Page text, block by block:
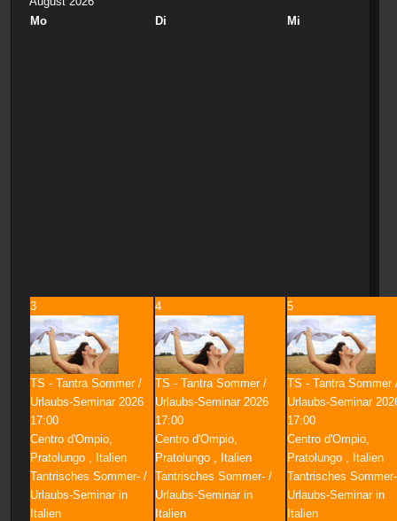
Mo
Di Mi
3
TS - Tantra Sommer /
Urlaubs-Seminar 2026
17:00
Centro d'Ompio,
Pratolungo , Italien
Tantrisches Sommer- /
Urlaubs-Seminar in
Italien
4
TS - Tantra Sommer /
Urlaubs-Seminar 2026
17:00
Centro d'Ompio,
Pratolungo , Italien
Tantrisches Sommer- /
Urlaubs-Seminar in
Italien
5
TS - Tantra Sommer
Urlaubs-Seminar
17:00
Centro d'Ompio,
Pratolungo , Italien
Tantrisches
Urlaubs-Seminar in
Italien